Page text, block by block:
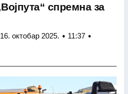
спремна за
16. октобар 2025. • 11:37 •